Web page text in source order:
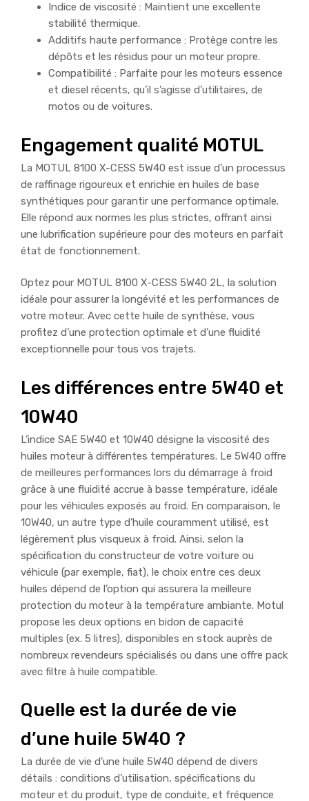
Indice de viscosité : Maintient une excellente
stabilité thermique.
Additifs haute performance : Protège contre les
dépôts et les résidus pour un moteur propre.
Compatibilité : Parfaite pour les moteurs essence
et diesel récents, qu’il s’agisse d’utilitaires, de
motos ou de voitures.
Engagement qualité MOTUL
La MOTUL 8100 X-CESS 5W40 est issue d’un processus
de raffinage rigoureux et enrichie en huiles de base
synthétiques pour garantir une performance optimale.
Elle répond aux normes les plus strictes, offrant ainsi
une lubrification supérieure pour des moteurs en parfait
état de fonctionnement.
Optez pour MOTUL 8100 X-CESS 5W40 2L, la solution
idéale pour assurer la longévité et les performances de
votre moteur. Avec cette huile de synthèse, vous
profitez d’une protection optimale et d’une fluidité
exceptionnelle pour tous vos trajets.
Les différences entre 5W40 et
10W40
L’indice SAE 5W40 et 10W40 désigne la viscosité des
huiles moteur à différentes températures. Le 5W40 offre
de meilleures performances lors du démarrage à froid
grâce à une fluidité accrue à basse température, idéale
pour les véhicules exposés au froid. En comparaison, le
10W40, un autre type d’huile couramment utilisé, est
légèrement plus visqueux à froid. Ainsi, selon la
spécification du constructeur de votre voiture ou
véhicule (par exemple, fiat), le choix entre ces deux
huiles dépend de l’option qui assurera la meilleure
protection du moteur à la température ambiante. Motul
propose les deux options en bidon de capacité
multiples (ex. 5 litres), disponibles en stock auprès de
nombreux revendeurs spécialisés ou dans une offre pack
avec filtre à huile compatible.
Quelle est la durée de vie
d’une huile 5W40 ?
La durée de vie d’une huile 5W40 dépend de divers
détails : conditions d’utilisation, spécifications du
moteur et du produit, type de conduite, et fréquence